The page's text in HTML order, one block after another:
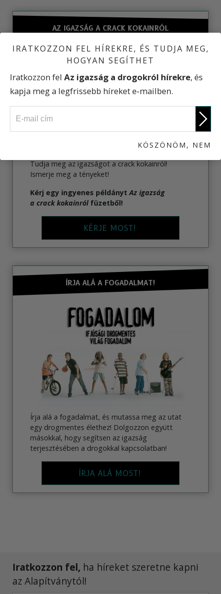
AZ IGAZSÁG A CRACK KOKAINRÓL
Tudja meg az igazságot a crack kokainról!
Ismerje meg a tényeket!
Kérj egy ingyenes példányt Az igazság
a crack kokainrólfüzetből!
KÉRJE MOST!
ÍRJA ALÁ A FOGADALMAT!
Írja alá a fogadalmat, és mutassa meg az utat
egy drogmentes élethez! Dolgozzon együtt
másokkal, hogy segítsen az igazság
terjesztésében a drogokkal kapcsolatban!
ÍRJA ALÁ MOST!
IRATKOZZON FEL HÍREKRE, ÉS TUDJA MEG,
HOGYAN SEGÍTHET
Iratkozzon fel Az igazság a drogokról hírekre, és
kapja meg a legfrissebb híreket e‑mailben.
KÖSZÖNÖM, NEM
Iratkozzon fel, ha híreket szeretne kapni
az Alapítványtól!